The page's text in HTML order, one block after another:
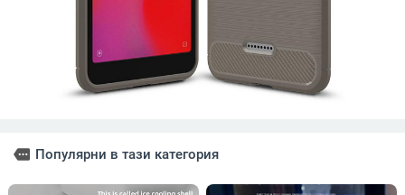
more Популярни в тази категория